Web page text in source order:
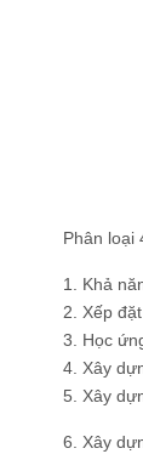
Phân loại
1. Khả
2. Xếp
3. Học
4. Xây
5. Xây
6. Xây